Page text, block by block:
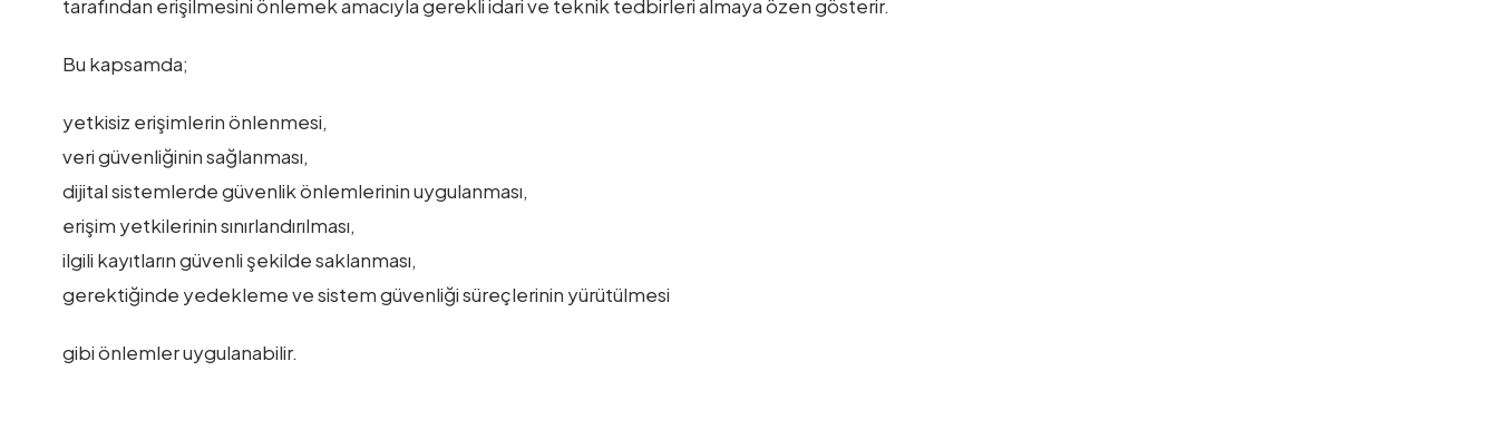
tarafından erişilmesini önlemek amacıyla gerekli idari ve teknik tedbirleri almaya özen gösterir.
Bu kapsamda;
yetkisiz erişimlerin önlenmesi,
veri güvenliğinin sağlanması,
dijital sistemlerde güvenlik önlemlerinin uygulanması,
erişim yetkilerinin sınırlandırılması,
ilgili kayıtların güvenli şekilde saklanması,
gerektiğinde yedekleme ve sistem güvenliği süreçlerinin yürütülmesi
gibi önlemler uygulanabilir.